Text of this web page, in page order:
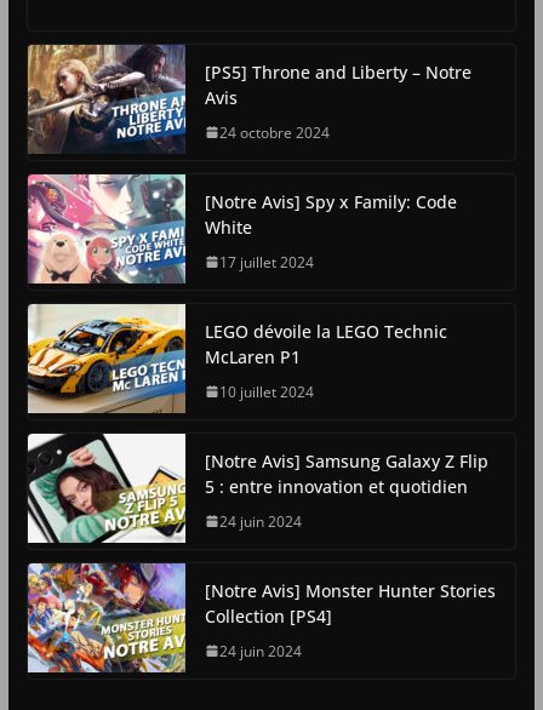
[PS5] Throne and Liberty – Notre
Avis
24 octobre 2024
[Notre Avis] Spy x Family: Code
White
17 juillet 2024
LEGO dévoile la LEGO Technic
McLaren P1
10 juillet 2024
[Notre Avis] Samsung Galaxy Z Flip
5 : entre innovation et quotidien
24 juin 2024
[Notre Avis] Monster Hunter Stories
Collection [PS4]
24 juin 2024